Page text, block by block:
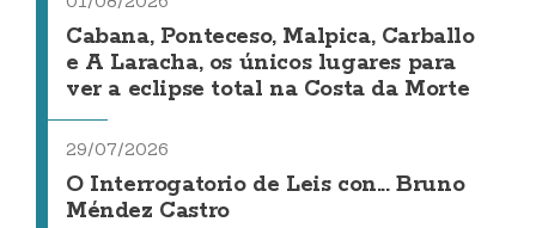
Cabana, Ponteceso, Malpica, Carballo
e A Laracha, os únicos lugares para
ver a eclipse total na Costa da Morte
29/07/2026
O Interrogatorio de Leis con... Bruno
Méndez Castro